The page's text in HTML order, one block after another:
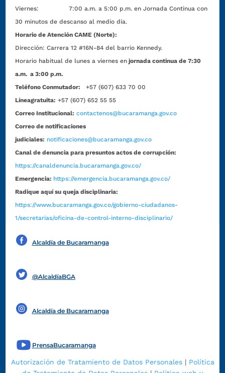
Viernes: 7:00 a.m. a 5:00 p.m. en Jornada Continua con
30 minutos de descanso al medio día.
Horario de Atención CAME (Norte):
Dirección:Carrera 12 #16N-84 del barrio Kennedy.
Horario habitual de lunes a viernes en jornada continua de 7:30
a.m. a 3:00 p.m.
Teléfono Conmutador:
+57 (607) 633 70 00
Líneagratuita: +57 (607) 652 55 55
Correo Institucional: contactenos@bucaramanga.gov.co
Correo de notificaciones
judiciales: notificaciones@bucaramanga.gov.co
Canal de denuncia para presuntos actos de corrupción:
https://canaldenuncia.bucaramanga.gov.co/
Emergencia: https://emergencia.bucaramanga.gov.co/
Radique aquí su queja disciplinaria:
https://www.bucaramanga.gov.co/gobierno-ciudadanos-
1/secretarias/oficina-de-control-interno-disciplinario/
Alcaldía de Bucaramanga
@AlcaldíaBGA
Alcaldía de Bucaramanga
PrensaBucaramanga
Autorización de Tratamiento de Datos Personales| Política